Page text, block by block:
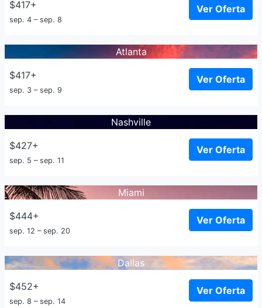
$417+
sep. 4 – sep. 8
Ver Oferta
Atlanta
$417+
sep. 3 – sep. 9
Ver Oferta
Nashville
$427+
sep. 5 – sep. 11
Ver Oferta
Miami
$444+
sep. 12 – sep. 20
Ver Oferta
Dallas
$452+
sep. 8 – sep. 14
Ver Oferta